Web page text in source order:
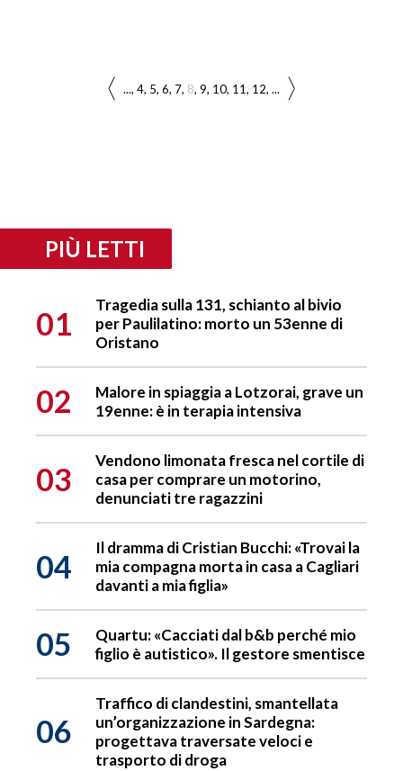
... 4 5 6 7 8 9 10 11 12 ...
PIÙ LETTI
01
Tragedia sulla 131, schianto al bivio
per Paulilatino: morto un 53enne di
Oristano
02
Malore in spiaggia a Lotzorai, grave un
19enne: è in terapia intensiva
03
Vendono limonata fresca nel cortile di
casa per comprare un motorino,
denunciati tre ragazzini
04
Il dramma di Cristian Bucchi: «Trovai la
mia compagna morta in casa a Cagliari
davanti a mia figlia»
05
Quartu: «Cacciati dal b&b perché mio
figlio è autistico». Il gestore smentisce
06
Traffico di clandestini, smantellata
un’organizzazione in Sardegna:
progettava traversate veloci e
trasporto di droga